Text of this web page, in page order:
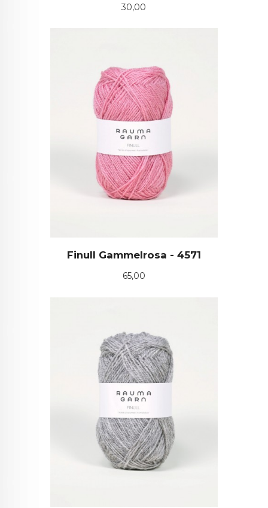
Pris
30,00
Finull Gammelrosa - 4571
Pris
65,00